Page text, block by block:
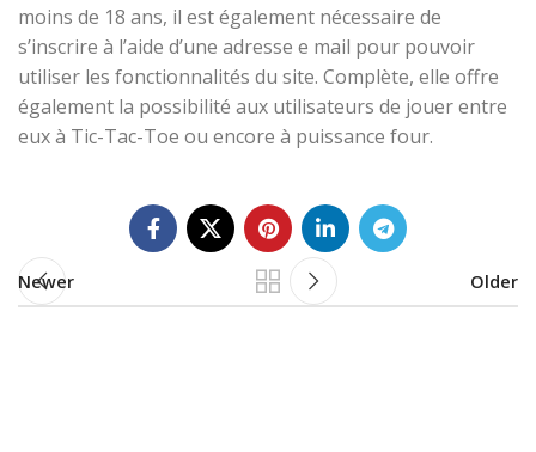
moins de 18 ans, il est également nécessaire de
s’inscrire à l’aide d’une adresse e mail pour pouvoir
utiliser les fonctionnalités du site. Complète, elle offre
également la possibilité aux utilisateurs de jouer entre
eux à Tic-Tac-Toe ou encore à puissance four.
Newer Older